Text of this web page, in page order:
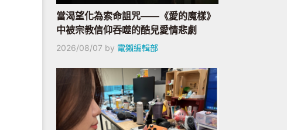
當渴望化為索命詛咒——《愛的魔樣》
中被宗教信仰吞噬的酷兒愛情悲劇
2026/08/07 by 電獺編輯部